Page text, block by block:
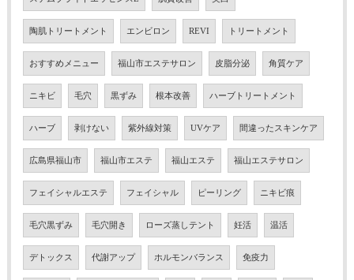
陶肌トリートメント エンビロン REVI トリートメント
おすすめメニュー 福山市エステサロン 皮脂分泌 角質ケア
ニキビ 毛穴 黒ずみ 根本改善 ハーブトリートメント
ハーブ 剥けない 紫外線対策 UVケア 間違ったスキンケア
広島県福山市 福山市エステ 福山エステ 福山エステサロン
フェイシャルエステ フェイシャル ピーリング ニキビ痕
毛穴黒ずみ 毛穴開き ローズ蒸しテント 妊活 温活
デトックス 代謝アップ ホルモンバランス 免疫力